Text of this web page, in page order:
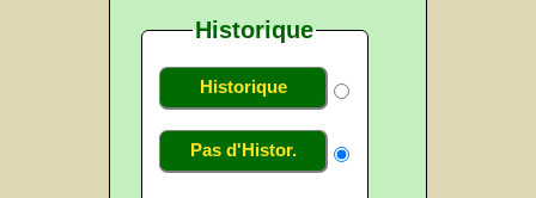
Historique
Historique
Pas d'Histor.